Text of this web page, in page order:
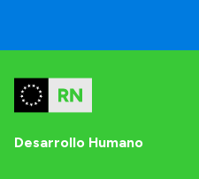
Desarrollo Humano